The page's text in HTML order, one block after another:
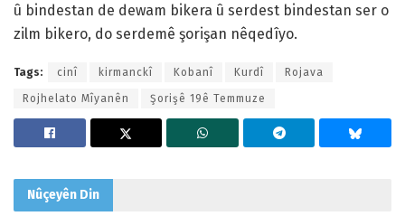
û bindestan de dewam bikera û serdest bindestan ser o
zilm bikero, do serdemê şorişan nêqedîyo.
Tags: cinî kirmanckî Kobanî Kurdî Rojava
Rojhelato Mîyanên Şorişê 19ê Temmuze
Nûçeyên Din